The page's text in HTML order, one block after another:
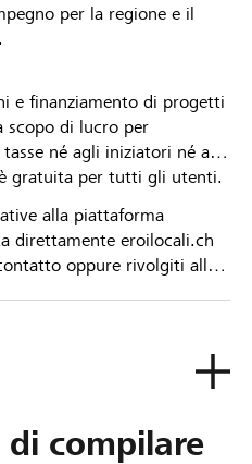
per la regione e il
e finanziamento di progetti
scopo di lucro per
né agli iniziatori né ai
gratuita per tutti gli utenti.
alla piattaforma
direttamente eroilocali.ch
oppure rivolgiti alla
compilare